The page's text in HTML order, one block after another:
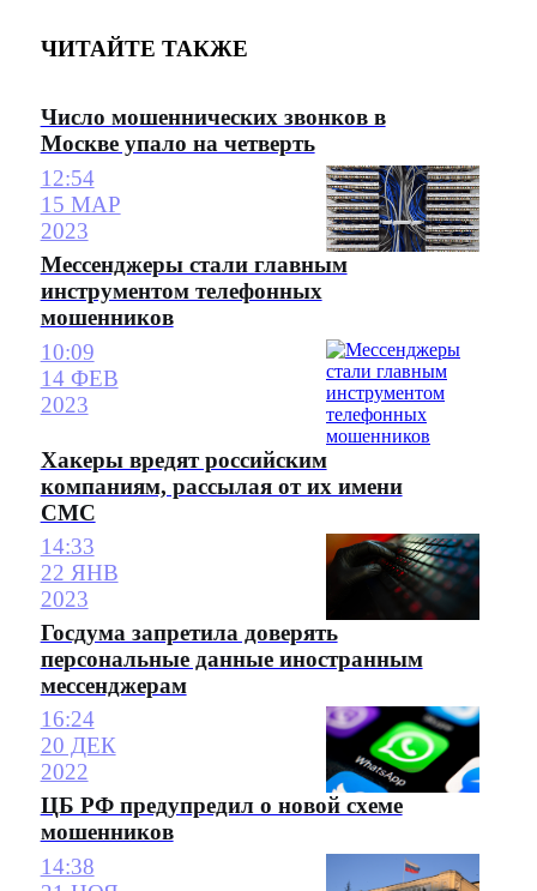
ЧИТАЙТЕ ТАКЖЕ
Число мошеннических звонков в
Москве упало на четверть
12:54
15 МАР
2023
Мессенджеры стали главным
инструментом телефонных
мошенников
10:09
14 ФЕВ
2023
Хакеры вредят российским
компаниям, рассылая от их имени
СМС
14:33
22 ЯНВ
2023
Госдума запретила доверять
персональные данные иностранным
мессенджерам
16:24
20 ДЕК
2022
ЦБ РФ предупредил о новой схеме
мошенников
14:38